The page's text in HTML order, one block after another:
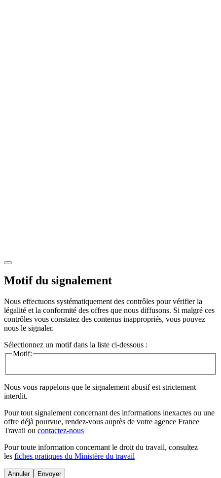
Motif du signalement
Nous effectuons systématiquement des contrôles pour vérifier la
légalité et la conformité des offres que nous diffusons. Si malgré ces
contrôles vous constatez des contenus inappropriés, vous pouvez
nous le signaler.
Sélectionnez un motif dans la liste ci-dessous :
Motif:
Nous vous rappelons que le signalement abusif est strictement
interdit.
Pour tout signalement concernant des informations inexactes ou une
offre déjà pourvue, rendez-vous auprès de votre agence France
Travail ou contactez-nous
Pour toute information concernant le droit du travail, consultez
les fiches pratiques du Ministère du travail
Annuler